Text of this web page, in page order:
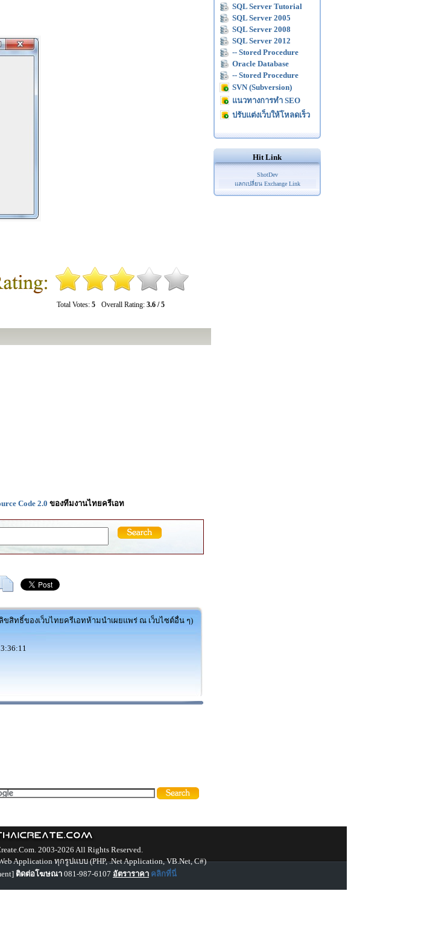
Total Votes: 5 Overall Rating: 3.6 / 5
Code 2.0 ของทีมงานไทยครีเอท
ลิขสิทธิ์ของเว็บไทยครีเอทห้ามนำเผยแพร่ ณ เว็บไซต์อื่น ๆ)
SQL Server Tutorial
SQL Server 2005
SQL Server 2008
SQL Server 2012
-- Stored Procedure
Oracle Database
-- Stored Procedure
SVN (Subversion)
แนวทางการทำ SEO
ปรับแต่งเว็บให้โหลดเร็ว
Hit Link
ShotDev
แลกเปลี่ยน Exchange Link
2003-2026 All Rights Reserved.
Application ทุกรูปแบบ (PHP, .Net Application, VB.Net, C#)
] ติดต่อโฆษณา 081-987-6107 อัตราราคา คลิกที่นี่